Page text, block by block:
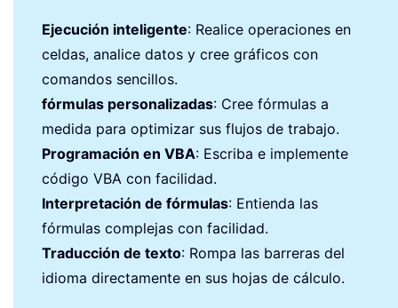
Ejecución inteligente: Realice operaciones en
celdas, analice datos y cree gráficos con
comandos sencillos.
fórmulas personalizadas: Cree fórmulas a
medida para optimizar sus flujos de trabajo.
Programación en VBA: Escriba e implemente
código VBA con facilidad.
Interpretación de fórmulas: Entienda las
fórmulas complejas con facilidad.
Traducción de texto: Rompa las barreras del
idioma directamente en sus hojas de cálculo.